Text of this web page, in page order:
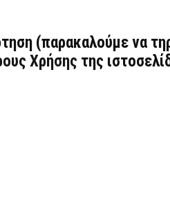
(παρακαλούμε να
Χρήσης της